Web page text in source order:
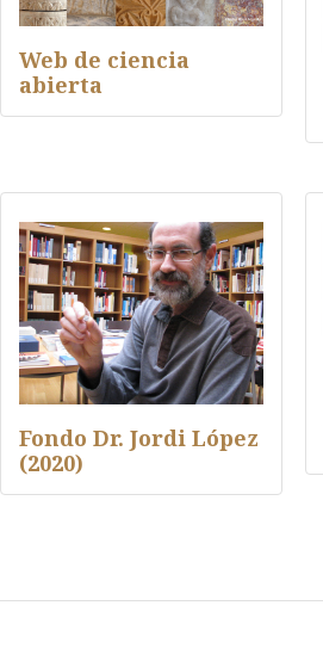
Web de ciencia
abierta
Fondo Dr. Jordi López
(2020)